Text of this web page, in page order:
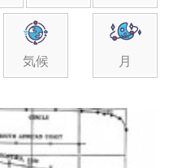
気候 月